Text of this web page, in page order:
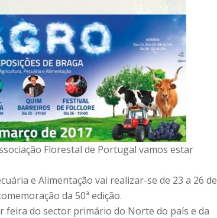
Florestal de Portugal vamos estar
e Alimentação vai realizar-se de 23 a 26 de
da 50ª edição.
feira do sector primário do Norte do país e da